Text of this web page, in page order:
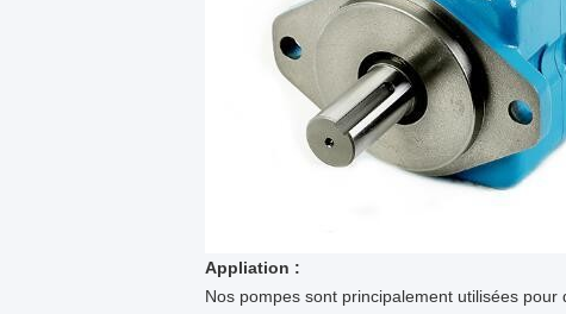
Appliation :
Nos pompes sont principalement utilisées